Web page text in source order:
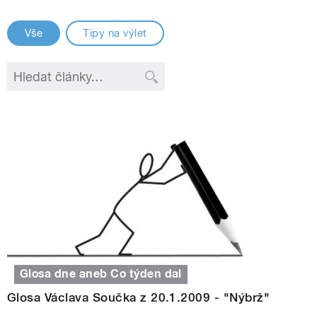
Vše Tipy na výlet
Glosa dne aneb Co týden dal
Glosa Václava Součka z 20.1.2009 - "Nýbrž"